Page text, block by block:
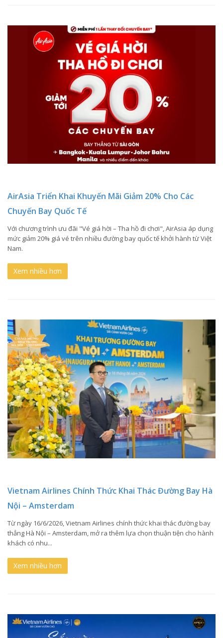
AirAsia Triển Khai Khuyến Mãi Giảm 20% Cho Các
Chuyến Bay Quốc Tế
Với chương trình ưu đãi "Vé giá hời – Tha hồ đi chơi", AirAsia áp dụng
mức giảm 20% giá vé trên nhiều đường bay quốc tế khởi hành từ Việt
Nam.
Xem nhiều hơn
Vietnam Airlines Chính Thức Khai Thác Đường Bay Hà
Nội – Amsterdam
Từ ngày 16/6/2026, Vietnam Airlines chính thức khai thác đường bay
thẳng Hà Nội – Amsterdam, mở ra thêm lựa chọn thuận tiện cho hành
khách có nhu...
Xem nhiều hơn